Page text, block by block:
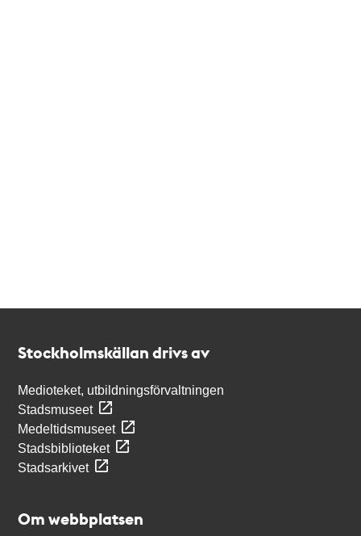
Stockholmskällan drivs av
Medioteket, utbildningsförvaltningen
Stadsmuseet
Medeltidsmuseet
Stadsbiblioteket
Stadsarkivet
Om webbplatsen